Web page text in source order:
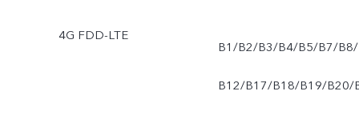
4G FDD-LTE
B1/B2/B3/B4/B5/B7/B8/
B12/B17/B18/B19/B20/